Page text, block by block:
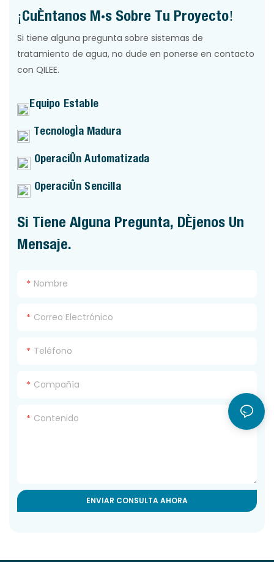
¡Cuéntanos Más Sobre Tu Proyecto!
Si tiene alguna pregunta sobre sistemas de
tratamiento de agua, no dude en ponerse en contacto
con QILEE.
Equipo Estable
Tecnología Madura
Operación Automatizada
Operación Sencilla
Si Tiene Alguna Pregunta, Déjenos Un
Mensaje.
Nombre
Correo Electrónico
Teléfono
Compañía
Contenido
ENVIAR CONSULTA AHORA